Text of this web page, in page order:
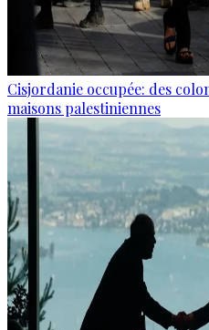
Cisjordanie occupée: des
maisons palestiniennes